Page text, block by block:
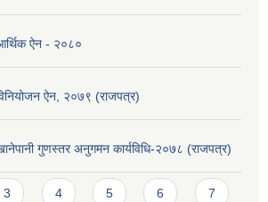
ऐन - २०८०
ऐन, २०७९ (राजपत्र)
गुणस्तर अनुगमन कार्यविधि-२०७८ (राजपत्र)
3 4 5 6 7